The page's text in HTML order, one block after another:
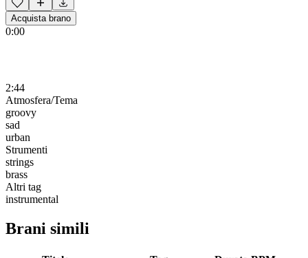
Acquista brano
0:00
2:44
Atmosfera/Tema
groovy
sad
urban
Strumenti
strings
brass
Altri tag
instrumental
Brani simili